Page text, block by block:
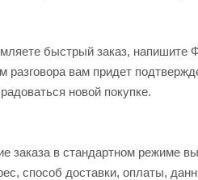
быстрый заказ, напишите
разговора вам придет
новой покупке.
заказа в стандартном режиме
способ доставки, оплаты,